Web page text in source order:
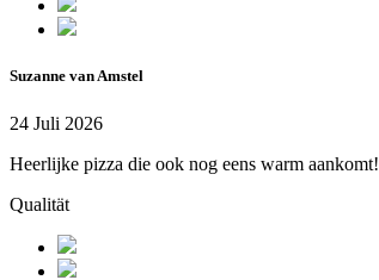
Suzanne van Amstel
24 Juli 2026
Heerlijke pizza die ook nog eens warm
Qualität